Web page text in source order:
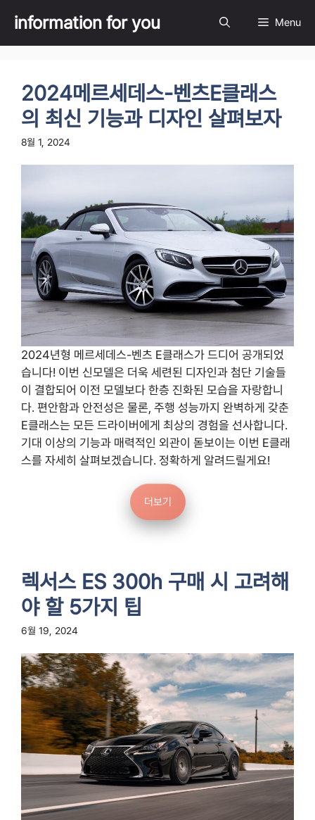
content
information for you Menu
2024메르세데스-벤츠E클래스
의 최신 기능과 디자인 살펴보자
8월 1, 2024
2024년형 메르세데스-벤츠 E클래스가 드디어 공개되었
습니다! 이번 신모델은 더욱 세련된 디자인과 첨단 기술들
이 결합되어 이전 모델보다 한층 진화된 모습을 자랑합니
다. 편안함과 안전성은 물론, 주행 성능까지 완벽하게 갖춘
E클래스는 모든 드라이버에게 최상의 경험을 선사합니다.
기대 이상의 기능과 매력적인 외관이 돋보이는 이번 E클래
스를 자세히 살펴보겠습니다. 정확하게 알려드릴게요!
더보기
렉서스 ES 300h 구매 시 고려해
야 할 5가지 팁
6월 19, 2024